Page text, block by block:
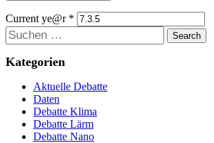
Current ye@r *
Suchen
Kategorien
Aktuelle Debatte
Daten
Debatte Klima
Debatte Lärm
Debatte Nano